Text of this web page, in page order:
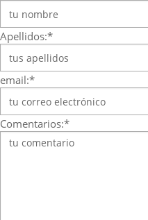
Apellidos:*
email:*
Comentarios:*